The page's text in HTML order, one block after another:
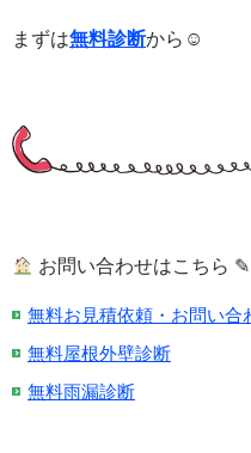
まずは無料診断から☺
お問い合わせはこちら ✎
無料お見積依頼・お問い合
無料屋根外壁診断
無料雨漏診断